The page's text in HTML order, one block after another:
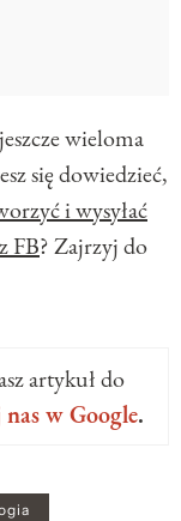
wieloma
się dowiedzieć,
i wysyłać
FB? Zajrzyj do
artykuł do
w Google.